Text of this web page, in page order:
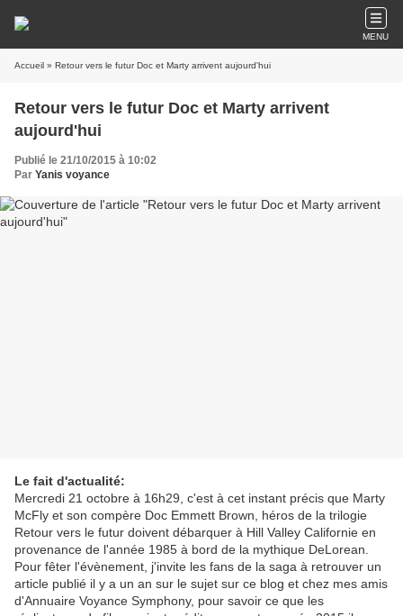
MENU
Accueil » Retour vers le futur Doc et Marty arrivent aujourd'hui
Retour vers le futur Doc et Marty arrivent
aujourd'hui
Publié le 21/10/2015 à 10:02
Par Yanis voyance
Le fait d'actualité:
Mercredi 21 octobre à 16h29, c'est à cet instant précis que Marty
McFly et son compère Doc Emmett Brown, héros de la trilogie
Retour vers le futur doivent débarquer à Hill Valley Californie en
provenance de l'année 1985 à bord de la mythique DeLorean.
Pour fêter l'évènement, j'invite les fans de la saga à retrouver un
article publié il y a un an sur le sujet sur ce blog et chez mes amis
d'Annuaire Voyance Symphony, pour savoir ce que les